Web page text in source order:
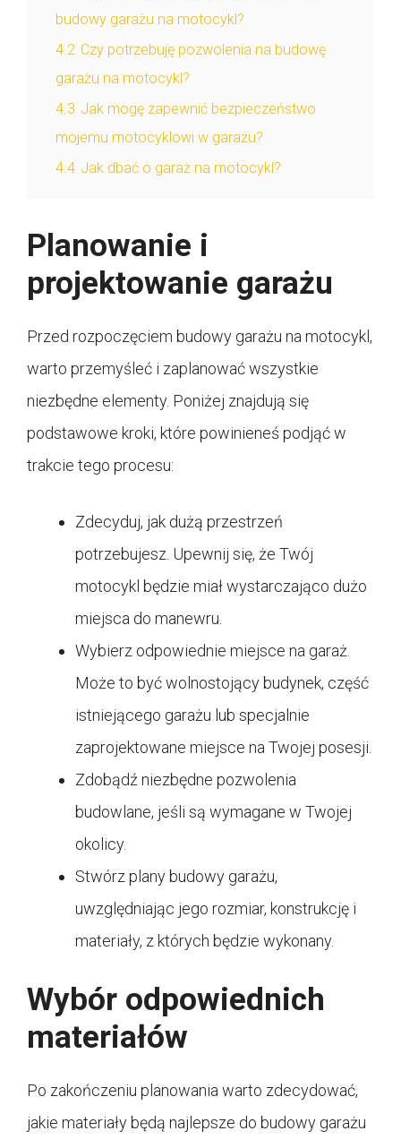
budowy garażu na motocykl?
4.2 Czy potrzebuję pozwolenia na budowę
garażu na motocykl?
4.3 Jak mogę zapewnić bezpieczeństwo
mojemu motocyklowi w garażu?
4.4 Jak dbać o garaż na motocykl?
Planowanie i
projektowanie garażu
Przed rozpoczęciem budowy garażu na motocykl,
warto przemyśleć i zaplanować wszystkie
niezbędne elementy. Poniżej znajdują się
podstawowe kroki, które powinieneś podjąć w
trakcie tego procesu:
Zdecyduj, jak dużą przestrzeń
potrzebujesz. Upewnij się, że Twój
motocykl będzie miał wystarczająco dużo
miejsca do manewru.
Wybierz odpowiednie miejsce na garaż.
Może to być wolnostojący budynek, część
istniejącego garażu lub specjalnie
zaprojektowane miejsce na Twojej posesji.
Zdobądź niezbędne pozwolenia
budowlane, jeśli są wymagane w Twojej
okolicy.
Stwórz plany budowy garażu,
uwzględniając jego rozmiar, konstrukcję i
materiały, z których będzie wykonany.
Wybór odpowiednich
materiałów
Po zakończeniu planowania warto zdecydować,
jakie materiały będą najlepsze do budowy garażu